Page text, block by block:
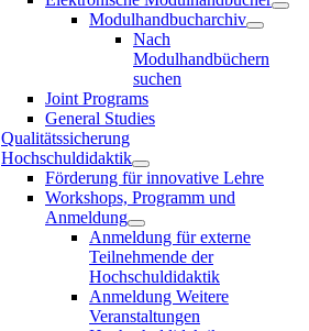
Modulhandbucharchiv
Nach
Modulhandbüchern
suchen
Joint Programs
General Studies
Qualitätssicherung
Hochschuldidaktik
Förderung für innovative Lehre
Workshops, Programm und
Anmeldung
Anmeldung für externe
Teilnehmende der
Hochschuldidaktik
Anmeldung Weitere
Veranstaltungen